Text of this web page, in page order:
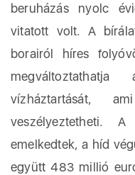
beruházás nyolc
vitatott volt. A
borairól híres
vízháztartását,
veszélyeztetheti.
emelkedtek, a híd
együtt 483 millió